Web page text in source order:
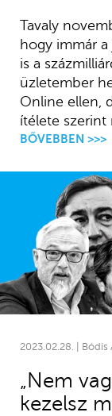
Tavaly
hogy immár
is a
üzletember
Online ellen,
ítélete szerint
BŐVEBBEN >>>
2023.02.28. | Bódis
„Nem
kezelsz